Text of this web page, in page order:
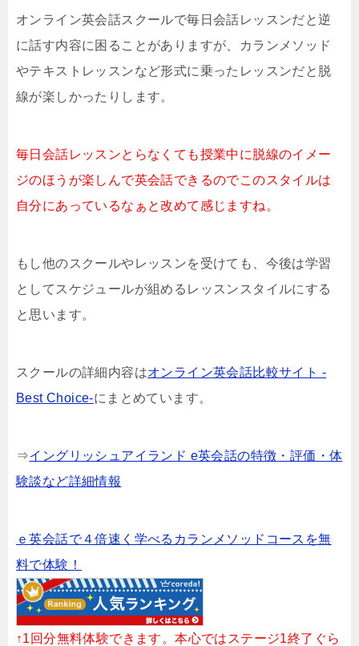
オンライン英会話スクールで毎日会話レッスンだと逆
に話す内容に困ることがありますが、カランメソッド
やテキストレッスンなど形式に乗ったレッスンだと脱
線が楽しかったりします。
毎日会話レッスンとらなくても授業中に脱線のイメー
ジのほうが楽しんで英会話できるのでこのスタイルは
自分にあっているなぁと改めて感じますね。
もし他のスクールやレッスンを受けても、今後は学習
としてスケジュールが組めるレッスンスタイルにする
と思います。
スクールの詳細内容はオンライン英会話比較サイト -
Best Choice-にまとめています。
⇒イングリッシュアイランド e英会話の特徴・評価・体
験談など詳細情報
ｅ英会話で４倍速く学べるカランメソッドコースを無
料で体験！
↑1回分無料体験できます。本心ではステージ1終了ぐら